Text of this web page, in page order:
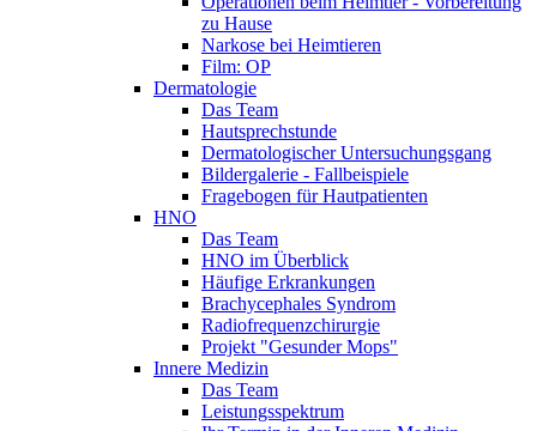
zu Hause
Narkose bei Heimtieren
Film: OP
Dermatologie
Das Team
Hautsprechstunde
Dermatologischer Untersuchungsgang
Bildergalerie - Fallbeispiele
Fragebogen für Hautpatienten
HNO
Das Team
HNO im Überblick
Häufige Erkrankungen
Brachycephales Syndrom
Radiofrequenzchirurgie
Projekt "Gesunder Mops"
Innere Medizin
Das Team
Leistungsspektrum